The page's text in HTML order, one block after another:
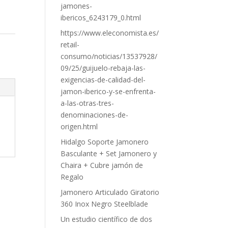
jamones-
ibericos_6243179_0.html
https://www.eleconomista.es/
retail-
consumo/noticias/13537928/
09/25/guijuelo-rebaja-las-
exigencias-de-calidad-del-
jamon-iberico-y-se-enfrenta-
a-las-otras-tres-
denominaciones-de-
origen.html
Hidalgo Soporte Jamonero
Basculante + Set Jamonero y
Chaira + Cubre jamón de
Regalo
Jamonero Articulado Giratorio
360 Inox Negro Steelblade
Un estudio científico de dos